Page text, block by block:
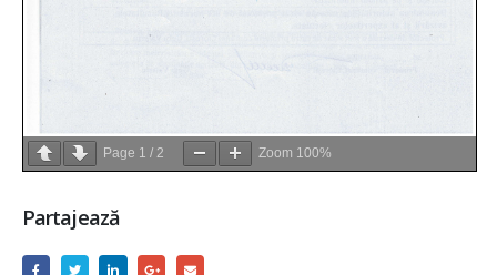
Page 1 / 2 Zoom 100%
Partajează